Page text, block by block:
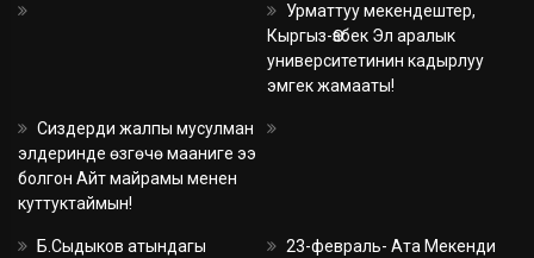
Урматтуу мекендештер,
Кыргыз-Өзбек Эл аралык
университетинин кадырлуу
эмгек жамааты!
Сиздерди жалпы мусулман
элдеринде өзгөчө мааниге ээ
болгон Айт майрамы менен
куттуктаймын!
Б.Сыдыков атындагы
23-февраль- Ата Мекенди